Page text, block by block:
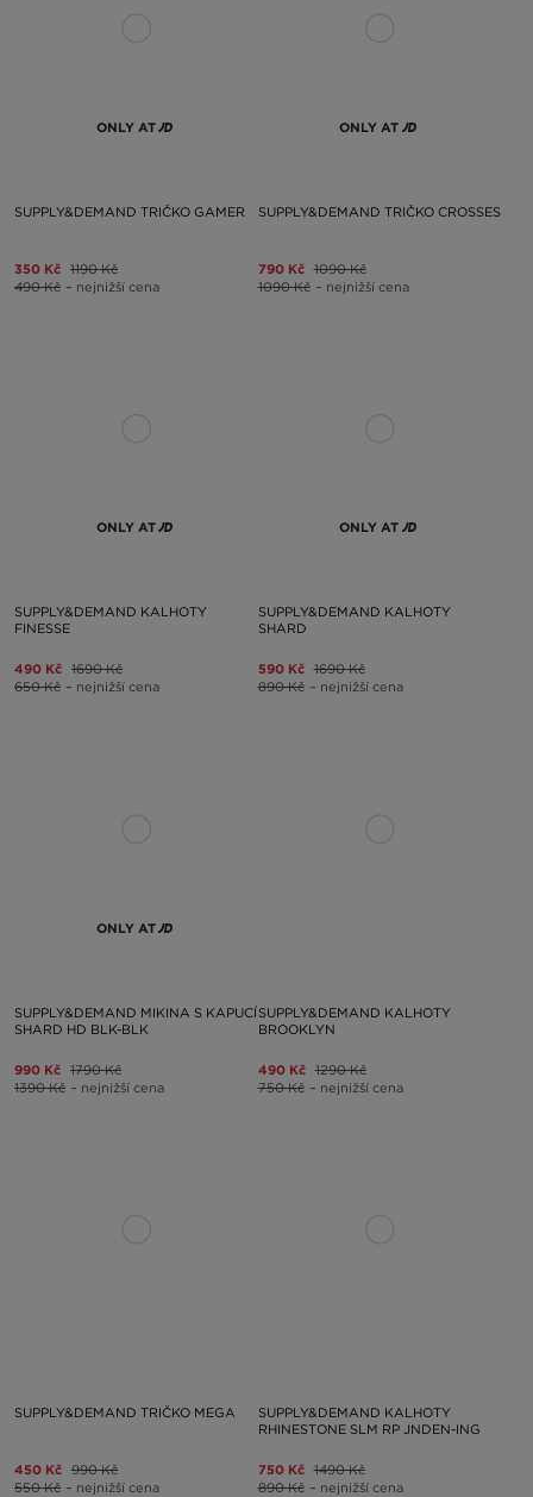
ONLY AT
SUPPLY&DEMAND TRIČKO GAMER
350 Kč 1190 Kč
490 Kč – nejnižší cena
ONLY AT
SUPPLY&DEMAND TRIČKO CROSSES
790 Kč 1090 Kč
1090 Kč – nejnižší cena
ONLY AT
SUPPLY&DEMAND KALHOTY
FINESSE
490 Kč 1690 Kč
650 Kč – nejnižší cena
ONLY AT
SUPPLY&DEMAND KALHOTY
SHARD
590 Kč 1690 Kč
890 Kč – nejnižší cena
ONLY AT
SUPPLY&DEMAND MIKINA S KAPUCÍ
SHARD HD BLK-BLK
990 Kč 1790 Kč
1390 Kč – nejnižší cena
SUPPLY&DEMAND KALHOTY
BROOKLYN
490 Kč 1290 Kč
750 Kč – nejnižší cena
SUPPLY&DEMAND TRIČKO MEGA
450 Kč 990 Kč
550 Kč – nejnižší cena
SUPPLY&DEMAND KALHOTY
RHINESTONE SLM RP JNDEN-ING
750 Kč 1490 Kč
890 Kč – nejnižší cena